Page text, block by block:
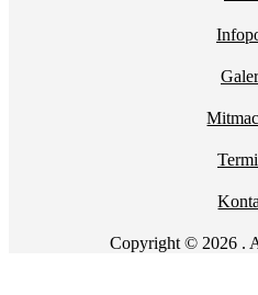
Copyright © 2026 .